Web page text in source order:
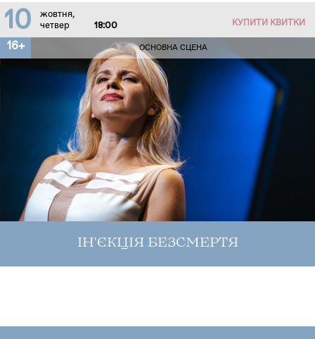
10
жовтня,
четвер
18:00 КУПИТИ КВИТКИ
16+ ОСНОВНА СЦЕНА
ІН'ЄКЦІЯ БЕЗСМЕРТЯ